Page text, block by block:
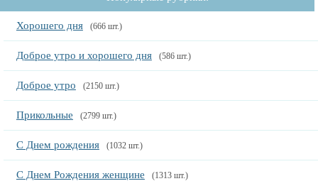
Хорошего дня (666 шт.)
Доброе утро и хорошего дня (586 шт.)
Доброе утро (2150 шт.)
Прикольные (2799 шт.)
С Днем рождения (1032 шт.)
С Днем Рождения женщине (1313 шт.)